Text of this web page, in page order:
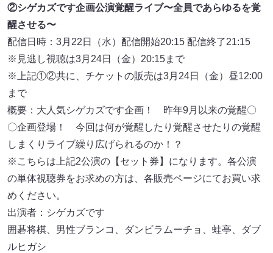
②シゲカズです企画公演覚醒ライブ〜全員であらゆるを覚
醒させる〜
配信⽇時：3月22日（⽔）配信開始20:15 配信終了21:15
※⾒逃し視聴は3月24日（⾦）20:15まで
※上記①②共に、チケットの販売は3月24日（⾦）昼12:00
まで
概要：⼤⼈気シゲカズです企画！ 昨年9⽉以来の覚醒〇
〇企画登場！ 今回は何が覚醒したり覚醒させたりの覚醒
しまくりライブ繰り広げられるのか！？
※こちらは上記2公演の【セット券】になります。各公演
の単体視聴券をお求めの⽅は、各販売ページにてお買い求
めください。
出演者：シゲカズです
囲碁将棋、男性ブランコ、ダンビラムーチョ、蛙亭、ダブ
ルヒガシ